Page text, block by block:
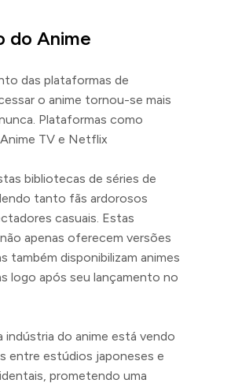
do Anime
das plataformas de
o anime tornou-se mais
Plataformas como
TV e Netflix
bibliotecas de séries de
tanto fãs ardorosos
casuais. Estas
apenas oferecem versões
também disponibilizam animes
logo após seu lançamento no
indústria do anime está vendo
entre estúdios japoneses e
prometendo uma